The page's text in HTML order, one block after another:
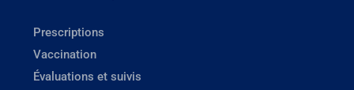
Prescriptions
Vaccination
Évaluations et suivis